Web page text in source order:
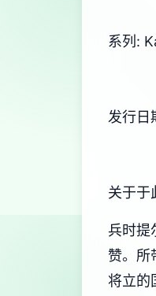
系列:
发行日
关于于
兵时提
赞。所
将立的